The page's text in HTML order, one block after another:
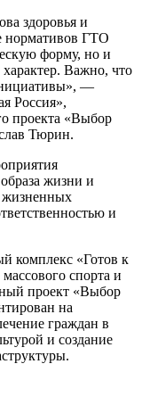
здоровья и
нормативов ГТО
форму, но и
Важно, что
—
Россия»,
проекта «Выбор
Тюрин.
жизни и
и
комплекс «Готов к
спорта и
проект «Выбор
на
граждан в
и создание